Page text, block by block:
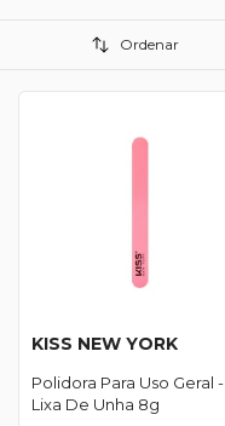
Ordenar
KISS NEW YORK
Polidora Para Uso Geral -
Lixa De Unha 8g